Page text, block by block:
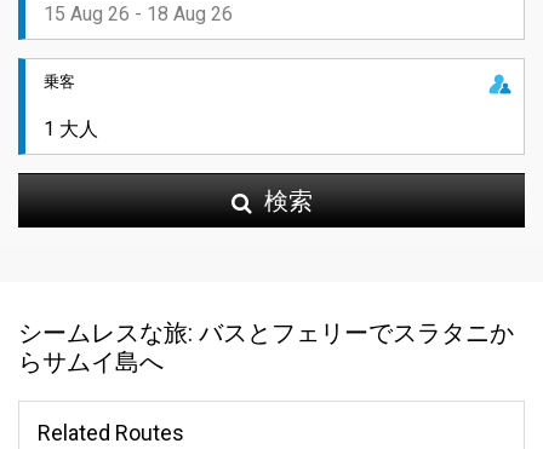
乗客
検索
シームレスな旅: バスとフェリーでスラタニか
らサムイ島へ
Related Routes